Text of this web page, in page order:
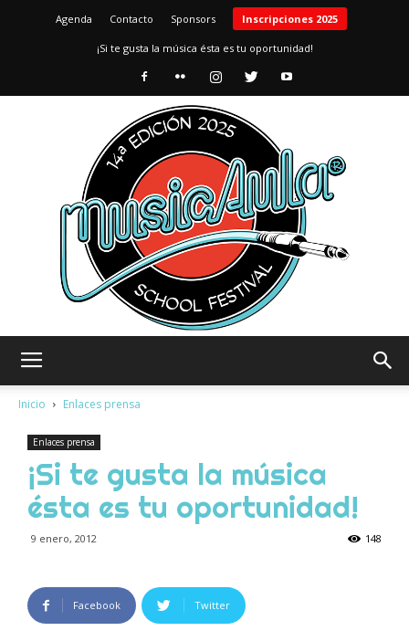
Agenda Contacto Sponsors Inscripciones 2025
¡Si te gusta la música ésta es tu oportunidad!
Inicio Enlaces prensa
Enlaces prensa
¡Si te gusta la música
ésta es tu oportunidad!
9 enero, 2012 148
Facebook Twitter